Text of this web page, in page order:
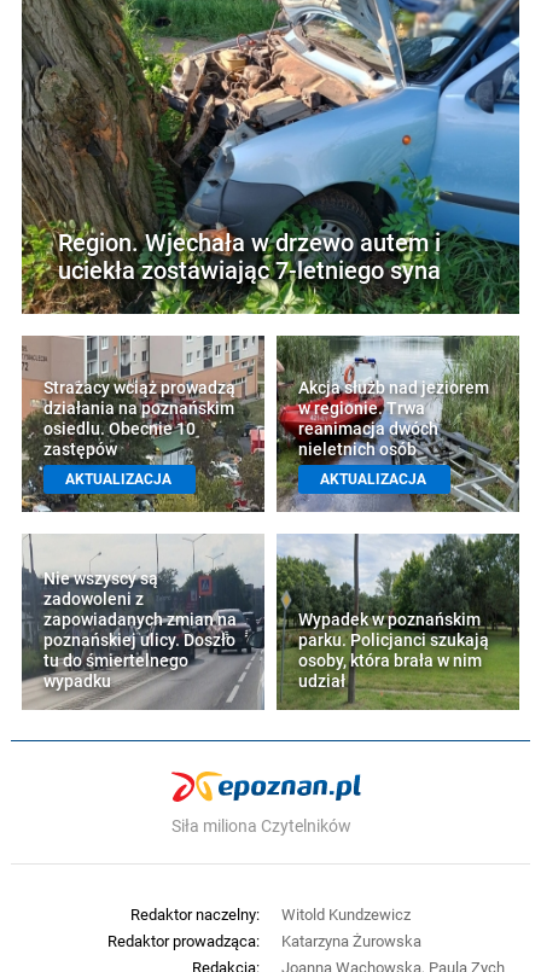
Region. Wjechała w drzewo autem i
uciekła zostawiając 7-letniego syna
Strażacy wciąż prowadzą
działania na poznańskim
osiedlu. Obecnie 10
zastępów
AKTUALIZACJA
Akcja służb nad jeziorem
w regionie. Trwa
reanimacja dwóch
nieletnich osób
AKTUALIZACJA
Nie wszyscy są
zadowoleni z
zapowiadanych zmian na
poznańskiej ulicy. Doszło
tu do śmiertelnego
wypadku
Wypadek w poznańskim
parku. Policjanci szukają
osoby, która brała w nim
udział
Siła miliona Czytelników
Redaktor naczelny:
Witold Kundzewicz
Redaktor prowadząca:
Katarzyna Żurowska
Redakcja:
Joanna Wachowska, Paula Zych